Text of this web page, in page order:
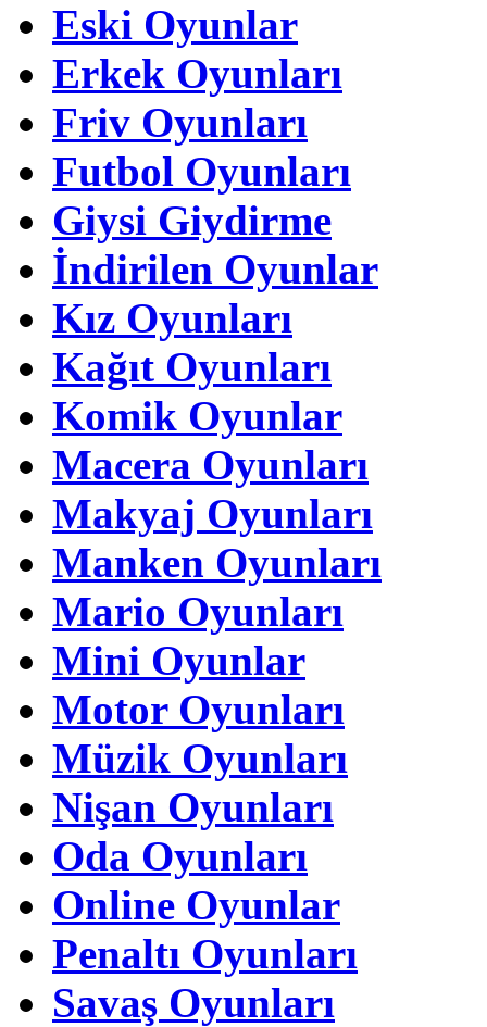
Eski Oyunlar
Erkek Oyunları
Friv Oyunları
Futbol Oyunları
Giysi Giydirme
İndirilen Oyunlar
Kız Oyunları
Kağıt Oyunları
Komik Oyunlar
Macera Oyunları
Makyaj Oyunları
Manken Oyunları
Mario Oyunları
Mini Oyunlar
Motor Oyunları
Müzik Oyunları
Nişan Oyunları
Oda Oyunları
Online Oyunlar
Penaltı Oyunları
Savaş Oyunları